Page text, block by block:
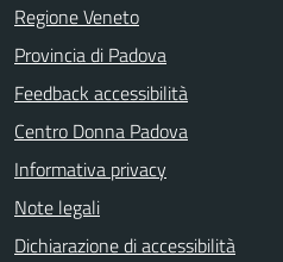
Regione Veneto
Provincia di Padova
Feedback accessibilità
Centro Donna Padova
Informativa privacy
Note legali
Dichiarazione di accessibilità